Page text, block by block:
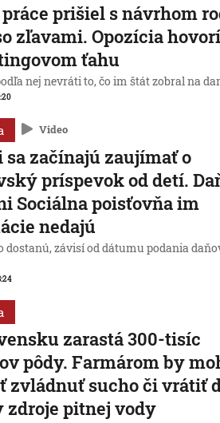
prišiel s návrhom
zľavami. Opozícia
ťahu
nej nevráti to, čo im štát zobral na
Video
sa začínajú zaujímať o
príspevok od detí.
Sociálna poisťovňa im
nedajú
dostanú, závisí od dátumu podania
zarastá 300-tisíc
pôdy. Farmárom by
zvládnuť sucho či vrátiť
zdroje pitnej vody